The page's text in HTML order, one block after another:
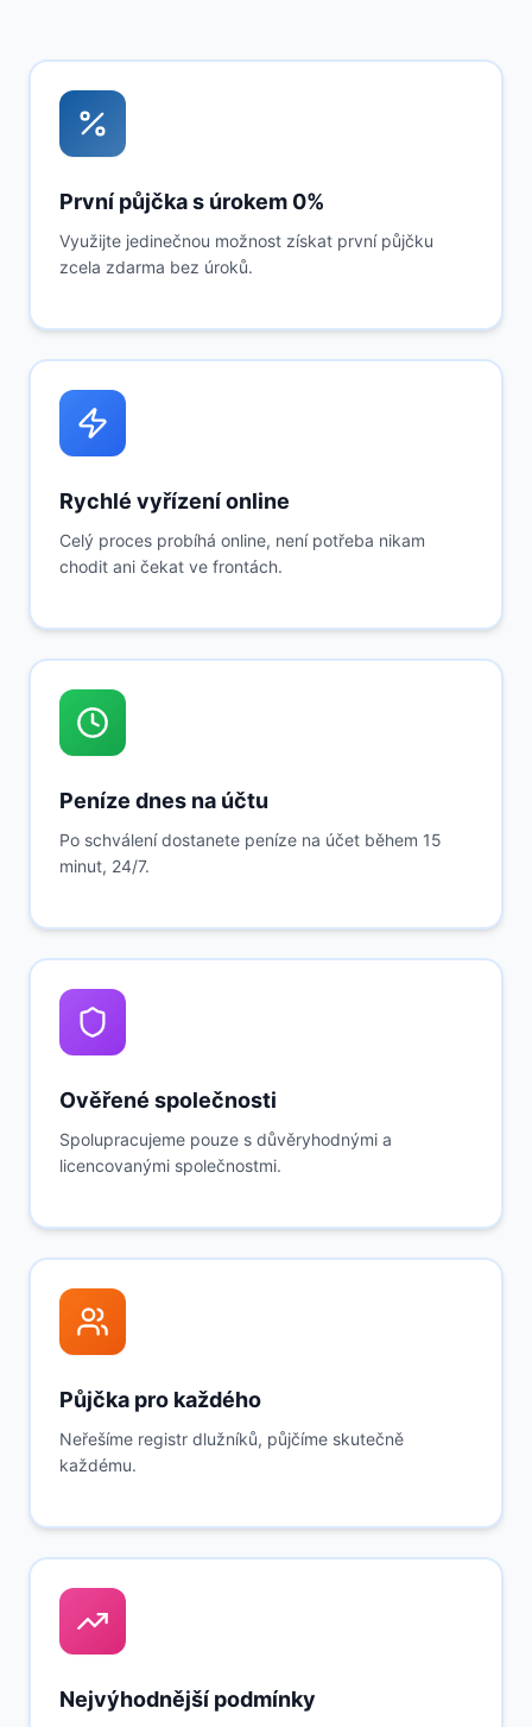
První půjčka s úrokem 0%
Využijte jedinečnou možnost získat první půjčku
zcela zdarma bez úroků.
Rychlé vyřízení online
Celý proces probíhá online, není potřeba nikam
chodit ani čekat ve frontách.
Peníze dnes na účtu
Po schválení dostanete peníze na účet během 15
minut, 24/7.
Ověřené společnosti
Spolupracujeme pouze s důvěryhodnými a
licencovanými společnostmi.
Půjčka pro každého
Neřešíme registr dlužníků, půjčíme skutečně
každému.
Nejvýhodnější podmínky